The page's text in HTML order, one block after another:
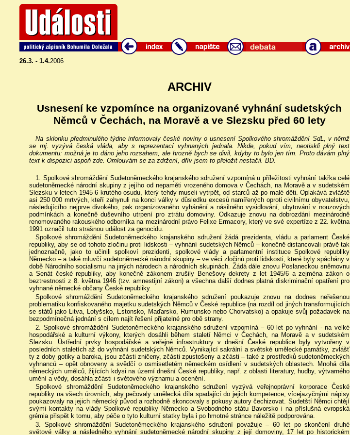
26.3. - 1.4.2006
ARCHIV
Usnesení ke vzpomínce na organizované vyhnání sudetských
Němců v Čechách, na Moravě a ve Slezsku před 60 lety
Na sklonku předminulého týdne informovaly české noviny o usnesení Spolkového shromáždění SdL, v němž
se mj. vyzývá česká vláda, aby s reprezentací vyhnaných jednala. Nikde, pokud vím, neotiskli plný text
dokumentu: možná je to dáno jeho rozsahem, ale hrozně bych se divil, kdyby to bylo jen tím. Proto dávám plný
text k dispozici aspoň zde. Omlouvám se za zdržení, dřív jsem to přeložit nestačil. BD.
1. Spolkové shromáždění Sudetoněmeckého krajanského sdružení vzpomíná u příležitosti vyhnání takřka celé
sudetoněmecké národní skupiny z jejího od nepaměti vrozeného domova v Čechách, na Moravě a v sudetském
Slezsku v letech 1945-6 krutého osudu, který tehdy museli vytrpět, od starců až po malé děti. Oplakává zvláště
asi 250 000 mrtvých, kteří zahynuli na konci války v důsledku excesů namířených oproti civilnímu obyvatelstvu,
následujícího nejprve divokého, pak organizovaného vyhánění a násilného vysidlování, ubytování v nouzových
podmínkách a konečně duševního utrpení pro ztrátu domoviny. Odkazuje znovu na dobrozdání mezinárodně
renomovaného rakouského odborníka na mezinárodní právo Felixe Ermacory, který ve své expertíze z 22. května
1991 označil tuto strašnou událost za genocidu.
Spolkové shromáždění Sudetoněmeckého krajanského sdružení žádá prezidenta, vládu a parlament České
republiky, aby se od tohoto zločinu proti lidskosti – vyhnání sudetských Němců – konečně distancovali právě tak
jednoznačně, jako to učinili spolkoví prezidenti, spolkové vlády a parlamentní instituce Spolkové republiky
Německo – a také mluvčí sudetoněmecké národní skupiny – ve věci zločinů proti lidskosti, které byly spáchány v
době Národního socialismu na jiných národech a národních skupinách. Žádá dále znovu Poslaneckou sněmovnu
a Senát české republiky, aby konečně zákonem zrušily Benešovy dekrety z let 1945/6 a zejména zákon o
beztrestnosti z 8. května 1946 (tzv. amnestijní zákon) a všechna další dodnes platná diskriminační opatření pro
vyhnané německé občany České republiky.
Spolkové shromáždění Sudetoněmeckého krajanského sdružení poukazuje znovu na dodnes neřešenou
problematiku konfiskovaného majetku sudetských Němců v České republice (na rozdíl od jiných transformujících
se států jako Litva, Lotyšsko, Estonsko, Maďarsko, Rumunsko nebo Chorvatsko) a opakuje svůj požadavek na
bezpodmínečná jednání s cílem najít řešení přijatelné pro obě strany.
2. Spolkové shromáždění Sudetoněmeckého krajanského sdružení vzpomíná – 60 let po vyhnání - na velké
hospodářské a kulturní výkony, kterých dosáhli během staletí Němci v Čechách, na Moravě a v sudetském
Slezsku. Ústřední prvky hospodářské a veřejné infrastruktury v dnešní České republice byly vytvořeny v
posledních staletích až do vyhnání sudetských Němců. Vynikající sakrální a světské umělecké památky, zvlášť
ty z doby gotiky a baroka, jsou zčásti zničeny, zčásti zpustošeny a zčásti – také z prostředků sudetoněmeckých
vyhnanců – opět obnoveny a svědčí o osmisetletém německém osídlení v sudetských oblastech. Mnohá díla
německých umělců, žijících kdysi na území dnešní České republiky, např. z oblasti literatury, hudby, výtvarného
umění a vědy, dosáhla zčásti i světového významu a ocenění.
Spolkové shromáždění Sudetoněmeckého krajanského sdružení vyzývá veřejnoprávní korporace České
republiky na všech úrovních, aby pečovaly umělecká díla spadající do jejich kompetence, vícejazyčnými nápisy
poukazovaly na jejich německý původ a rozhodně skoncovaly s pokusy autory čechizovat. Sudetští Němci chtějí
svými kontakty na vlády Spolkové republiky Německo a Svobodného státu Bavorsko i na příslušná evropská
grémia přispět k tomu, aby péče o tyto kulturní statky byla i po hmotné stránce náležitě podporována.
3. Spolkové shromáždění Sudetoněmeckého krajanského sdružení považuje – 60 let po skončení druhé
světové války a následného vyhnání sudetoněmecké národní skupiny z její domoviny, 17 let po historickém